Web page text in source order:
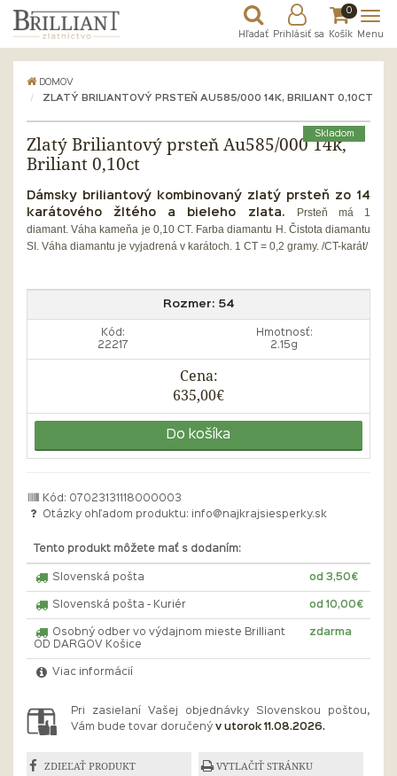
Hľadať Prihlásiť sa
0
Košík Menu
DOMOV
ZLATÝ BRILIANTOVÝ PRSTEŇ AU585/000 14K, BRILIANT 0,10CT
Skladom
Zlatý Briliantový prsteň Au585/000 14k,
Briliant 0,10ct
Dámsky briliantový kombinovaný zlatý prsteň zo 14
karátového žltého a bieleho zlata.
Prsteň má 1
diamant.Váha kameňa je 0,10 CT. Farba diamantu H. Čistota diamantu
SI. Váha diamantu je vyjadrená v karátoch. 1 CT = 0,2 gramy. /CT-karát/
Rozmer: 54
Kód:
22217
Hmotnosť:
2.15g
Cena:
635,00€
Do košíka
Kód: 07023131118000003
Otázky ohľadom produktu:
info@najkrajsiesperky.sk
Tento produkt môžete mať s dodaním:
Slovenská pošta od 3,50€
Slovenská pošta - Kuriér od 10,00€
Osobný odber vo výdajnom mieste Brilliant
OD DARGOV Košice
zdarma
Viac informácií
Pri zasielaní Vašej objednávky Slovenskou poštou,
Vám bude tovar doručený v utorok 11.08.2026.
ZDIEĽAŤ PRODUKT VYTLAČIŤ STRÁNKU